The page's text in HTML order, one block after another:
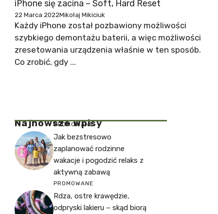
iPhone się zacina – Soft, Hard Reset
22 Marca 2022Mikołaj Mikiciuk
Każdy iPhone został pozbawiony możliwości
szybkiego demontażu baterii, a więc możliwości
zresetowania urządzenia właśnie w ten sposób.
Co zrobić, gdy ...
Najnowsze Wpisy
PROMOWANE
Jak bezstresowo
zaplanować rodzinne
wakacje i pogodzić relaks z
aktywną zabawą
PROMOWANE
Rdza, ostre krawędzie,
odpryski lakieru – skąd biorą